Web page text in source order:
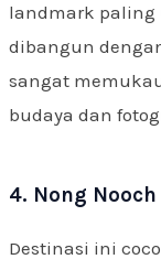
landmark paling
dibangun
sangat
budaya dan
4. Nong
Destinasi ini